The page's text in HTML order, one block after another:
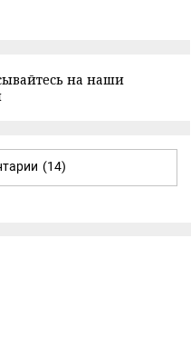
на наши
(14)